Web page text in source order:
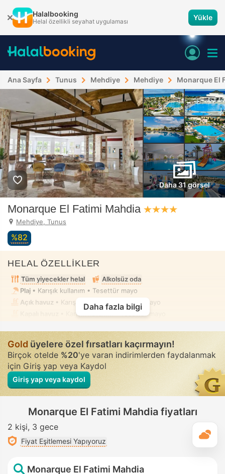
Halalbooking
Helal özellikli seyahat uygulaması Yükle
Ana Sayfa Tunus Mehdiye Mehdiye Monarque El
Daha 31 görsel
Monarque El Fatimi Mahdia
Mehdiye, Tunus
%82
HELAL ÖZELLİKLER
Tüm yiyecekler helal
Alkolsüz oda
Plaj • Karışık kullanım • Tesettür mayo
Açık havuz • Karışık kullanım • Tesettür mayo
• Karışık kullanım • Tesettür mayo
Daha fazla bilgi
Goldüyelere özel fırsatları kaçırmayın!
Birçok otelde%20'ye varan indirimlerden faydalanmak
için Giriş yap veya Kaydol
Giriş yap veya kaydol
Monarque El Fatimi Mahdia fiyatları
2 kişi 3 gece
Fiyat Eşitlemesi Yapıyoruz
Monarque El Fatimi Mahdia